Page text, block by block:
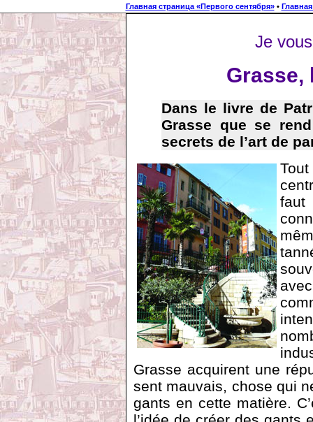
Главная страница «Первого сентября»•
Je
Grasse,
Dans le livre de
Grasse que se
secrets de l’art de
faut
Grasse acquirent une
sent mauvais, chose qui
gants en cette matière.